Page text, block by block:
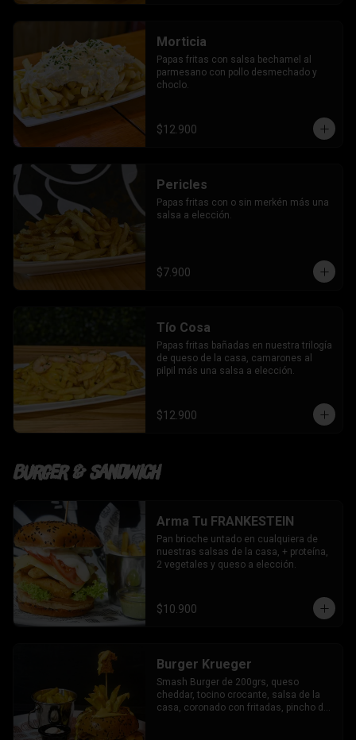
Morticia
Papas fritas con salsa bechamel al
parmesano con pollo desmechado y
choclo.
$12.900
Pericles
Papas fritas con o sin merkén más una
salsa a elección.
$7.900
Tío Cosa
Papas fritas bañadas en nuestra trilogía
de queso de la casa, camarones al
pilpil más una salsa a elección.
$12.900
Burger & Sandwich
Arma Tu FRANKESTEIN
Pan brioche untado en cualquiera de
nuestras salsas de la casa, + proteína,
2 vegetales y queso a elección.
$10.900
Burger Krueger
Smash Burger de 200grs, queso
cheddar, tocino crocante, salsa de la
casa, coronado con fritadas, pincho de